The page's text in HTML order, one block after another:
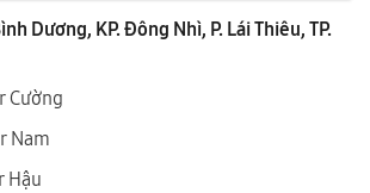
Dương, KP. Đông Nhì, P. Lái Thiêu, TP.
Cường
Nam
Hậu